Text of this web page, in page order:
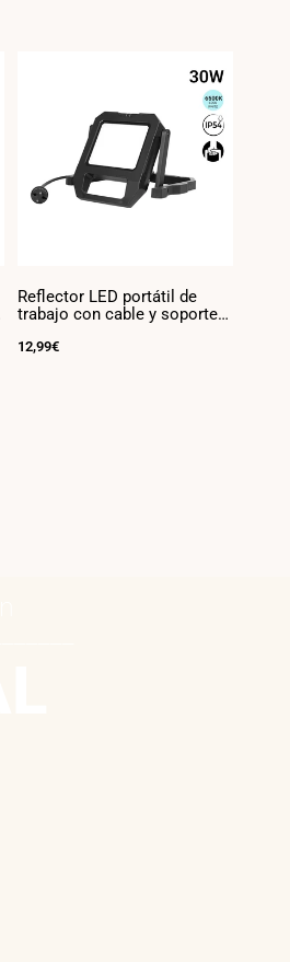
Reflector LED portátil de
trabajo con cable y soporte -
Precio
12,99€